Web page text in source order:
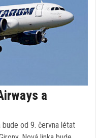
a
bude od 9. června létat